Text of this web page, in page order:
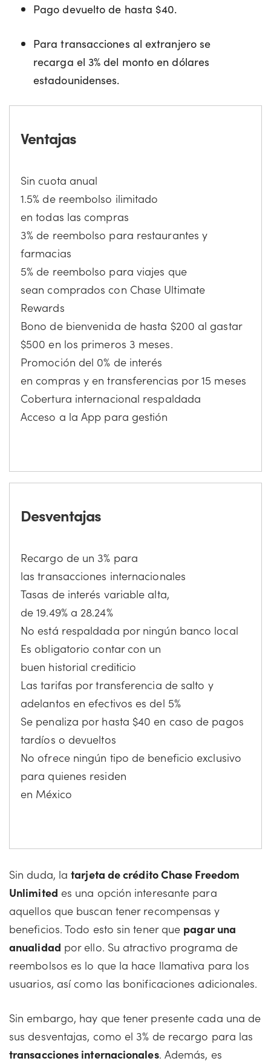
Pago devuelto de hasta $40.
Para transacciones al extranjero se
recarga el 3% del monto en dólares
estadounidenses.
Ventajas
Sin cuota anual
1.5% de reembolso ilimitado
en todas las compras
3% de reembolso para restaurantes y
farmacias
5% de reembolso para viajes que
sean comprados con Chase Ultimate
Rewards
Bono de bienvenida de hasta $200 al gastar
$500 en los primeros 3 meses.
Promoción del 0% de interés
en compras y en transferencias por 15 meses
Cobertura internacional respaldada
Acceso a la App para gestión
Desventajas
Recargo de un 3% para
las transacciones internacionales
Tasas de interés variable alta,
de 19.49% a 28.24%
No está respaldada por ningún banco local
Es obligatorio contar con un
buen historial crediticio
Las tarifas por transferencia de salto y
adelantos en efectivos es del 5%
Se penaliza por hasta $40 en caso de pagos
tardíos o devueltos
No ofrece ningún tipo de beneficio exclusivo
para quienes residen
en México
Sin duda, latarjeta de crédito Chase Freedom
Unlimited es una opción interesante para
aquellos que buscan tener recompensas y
beneficios. Todo esto sin tener que pagar una
anualidad por ello. Su atractivo programa de
reembolsos es lo que la hace llamativa para los
usuarios, así como las bonificaciones adicionales.
Sin embargo, hay que tener presente cada una de
sus desventajas, como el 3% de recargo para las
transacciones internacionales. Además, es